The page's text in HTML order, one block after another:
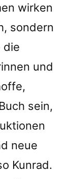
wirken
sondern
die
und
sein,
neue
Kunrad.